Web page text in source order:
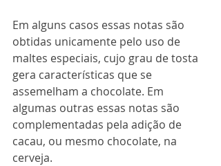
Em alguns casos essas notas são
obtidas unicamente pelo uso de
maltes especiais, cujo grau de tosta
gera características que se
assemelham a chocolate. Em
algumas outras essas notas são
complementadas pela adição de
cacau, ou mesmo chocolate, na
cerveja.